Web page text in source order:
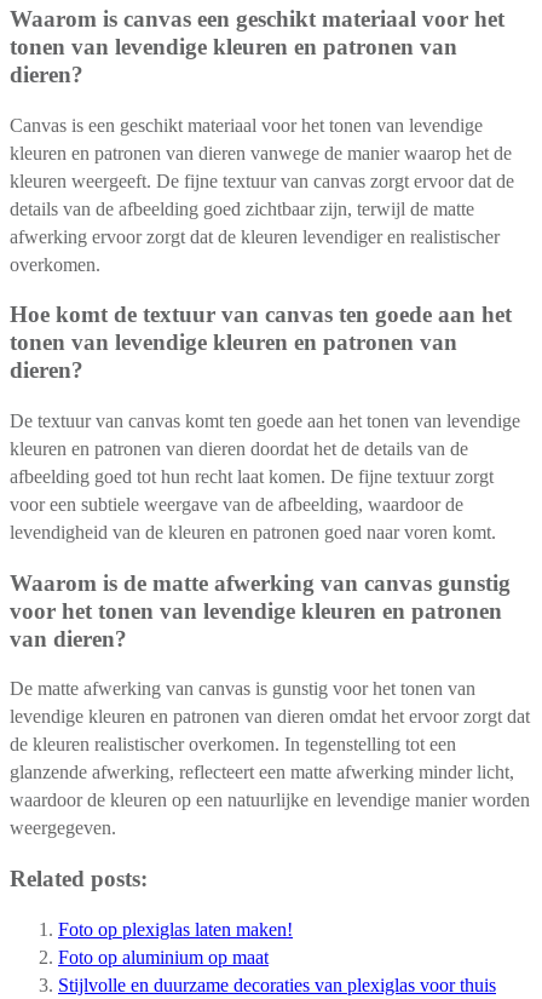
Waarom is canvas een geschikt materiaal voor het
tonen van levendige kleuren en patronen van
dieren?
Canvas is een geschikt materiaal voor het tonen van levendige
kleuren en patronen van dieren vanwege de manier waarop het de
kleuren weergeeft. De fijne textuur van canvas zorgt ervoor dat de
details van de afbeelding goed zichtbaar zijn, terwijl de matte
afwerking ervoor zorgt dat de kleuren levendiger en realistischer
overkomen.
Hoe komt de textuur van canvas ten goede aan het
tonen van levendige kleuren en patronen van
dieren?
De textuur van canvas komt ten goede aan het tonen van levendige
kleuren en patronen van dieren doordat het de details van de
afbeelding goed tot hun recht laat komen. De fijne textuur zorgt
voor een subtiele weergave van de afbeelding, waardoor de
levendigheid van de kleuren en patronen goed naar voren komt.
Waarom is de matte afwerking van canvas gunstig
voor het tonen van levendige kleuren en patronen
van dieren?
De matte afwerking van canvas is gunstig voor het tonen van
levendige kleuren en patronen van dieren omdat het ervoor zorgt dat
de kleuren realistischer overkomen. In tegenstelling tot een
glanzende afwerking, reflecteert een matte afwerking minder licht,
waardoor de kleuren op een natuurlijke en levendige manier worden
weergegeven.
Related posts:
Foto op plexiglas laten maken!
Foto op aluminium op maat
Stijlvolle en duurzame decoraties van plexiglas voor thuis